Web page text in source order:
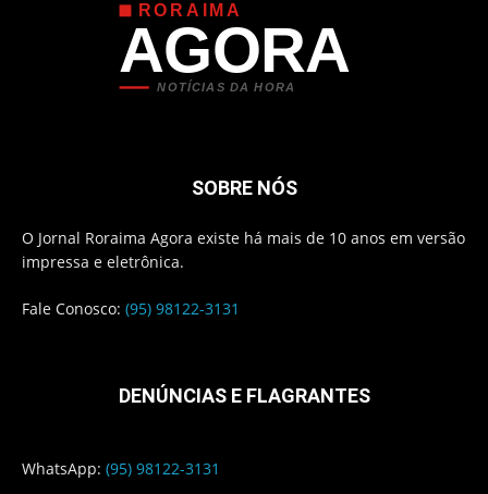
RORAIMA
AGORA
NOTÍCIAS DA HORA
SOBRE NÓS
O Jornal Roraima Agora existe há mais de 10 anos em versão
impressa e eletrônica.
Fale Conosco: (95) 98122-3131
DENÚNCIAS E FLAGRANTES
WhatsApp: (95) 98122-3131